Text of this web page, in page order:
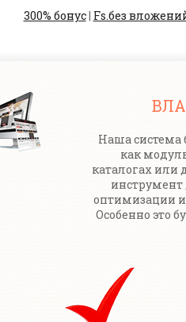
300% бонус| Fs.без
Наша система
как
каталогах или
оптимизации и
Особенно это